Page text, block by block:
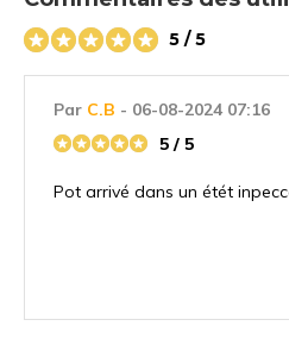
5 / 5
Par C.B - 06-08-2024 07:16
5 / 5
Pot arrivé dans un étét